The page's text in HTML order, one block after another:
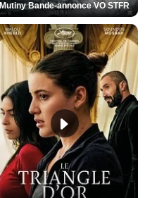
Mutiny Bande-annonce VO STFR